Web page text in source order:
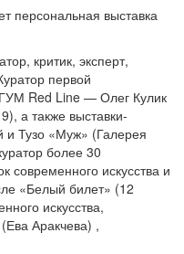
критик, эксперт,
первой
Red Line — Олег Кулик
а также выставки-
и Тузо «Муж» (Галерея
более 30
современного искусства и
«Белый билет» (12
искусства,
Аракчева) ,